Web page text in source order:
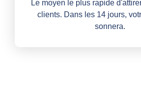
Le moyen le plus rapide
clients. Dans les 14 jours,
sonnera.